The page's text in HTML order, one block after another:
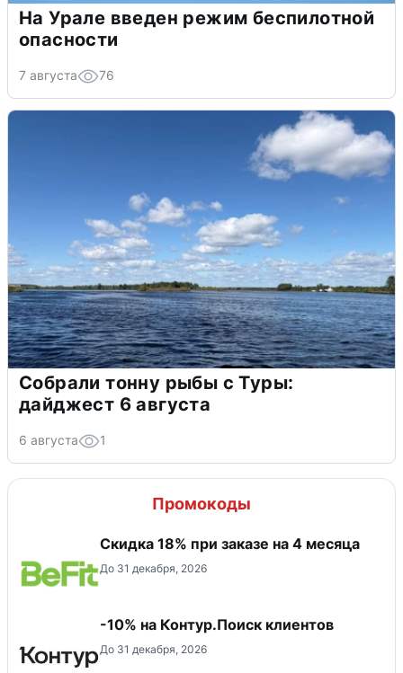
На Урале введен режим беспилотной
опасности
7 августа 76
Собрали тонну рыбы с Туры:
дайджест 6 августа
6 августа 1
Промокоды
Скидка 18% при заказе на 4 месяца
До 31 декабря, 2026
-10% на Контур.Поиск клиентов
До 31 декабря, 2026